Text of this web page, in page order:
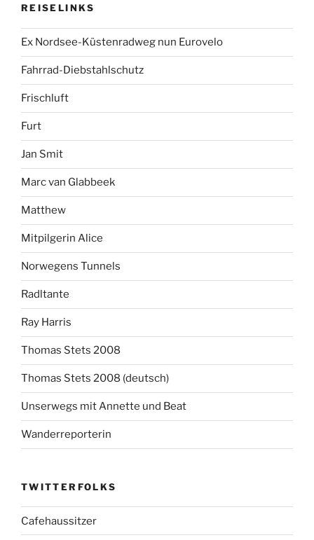
REISELINKS
Ex Nordsee-Küstenradweg nun Eurovelo
Fahrrad-Diebstahlschutz
Frischluft
Furt
Jan Smit
Marc van Glabbeek
Matthew
Mitpilgerin Alice
Norwegens Tunnels
Radltante
Ray Harris
Thomas Stets 2008
Thomas Stets 2008 (deutsch)
Unserwegs mit Annette und Beat
Wanderreporterin
TWITTERFOLKS
Cafehaussitzer